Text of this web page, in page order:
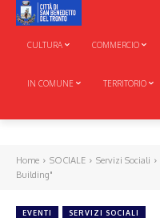
CULTURA COMMERCIO
IN COMUNE TERRITORIO
Home SOCIALE Servizi Sociali
Building"
EVENTI SERVIZI SOCIALI